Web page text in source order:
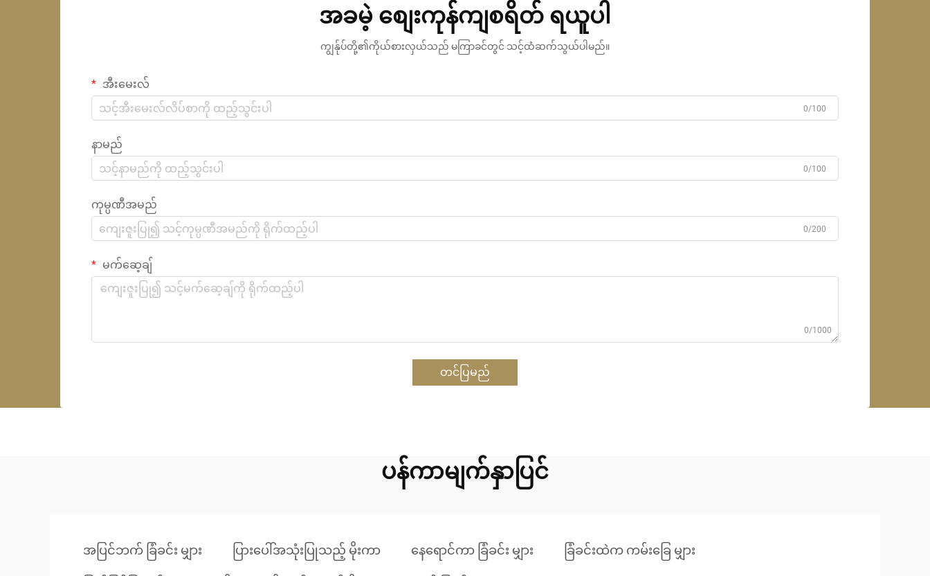
အခမဲ့ စျေးကုန်ကျစရိတ် ရယူပါ
ကျွန်ုပ်တို့၏ကိုယ်စားလှယ်သည် မကြာခင်တွင် သင့်ထံဆက်သွယ်ပါမည်။
အီးမေးလ်
0/100
နာမည်
0/100
ကုမ္ပဏီအမည်
0/200
မက်ဆေ့ချ်
0/1000
တင်ပြမည်
ပန်ကာမျက်နှာပြင်
အပြင်ဘက် ခြံခင်း မျှား ပြားပေါ်အသုံးပြုသည့် မိုးကာ နေရောင်ကာ ခြံခင်း မျှား ခြံခင်းထဲက ကမ်းခြေ မျှား